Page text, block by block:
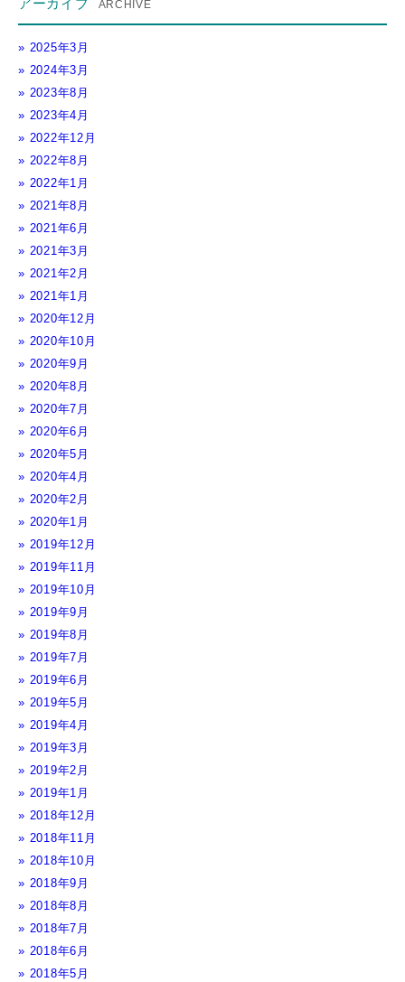
アーカイブ
2025年3月
2024年3月
2023年8月
2023年4月
2022年12月
2022年8月
2022年1月
2021年8月
2021年6月
2021年3月
2021年2月
2021年1月
2020年12月
2020年10月
2020年9月
2020年8月
2020年7月
2020年6月
2020年5月
2020年4月
2020年2月
2020年1月
2019年12月
2019年11月
2019年10月
2019年9月
2019年8月
2019年7月
2019年6月
2019年5月
2019年4月
2019年3月
2019年2月
2019年1月
2018年12月
2018年11月
2018年10月
2018年9月
2018年8月
2018年7月
2018年6月
2018年5月